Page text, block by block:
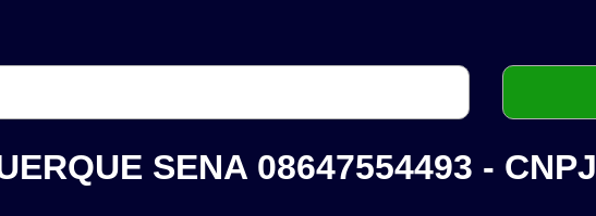
SENA 08647554493 - CNPJ